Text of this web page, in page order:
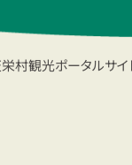
村観光ポータルサイ